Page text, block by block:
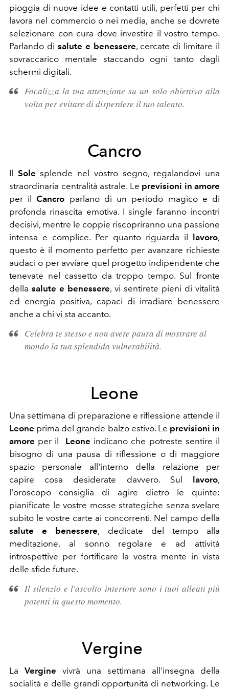
pioggia di nuove idee e contatti utili, perfetti per chi
lavora nel commercio o nei media, anche se dovrete
selezionare con cura dove investire il vostro tempo.
Parlando di salute e benessere, cercate di limitare il
sovraccarico mentale staccando ogni tanto dagli
schermi digitali.
Focalizza la tua attenzione su un solo obiettivo alla
volta per evitare di disperdere il tuo talento.
Cancro
Il Sole splende nel vostro segno, regalandovi una
straordinaria centralità astrale. Le previsioni in amore
per ilCancro parlano di un periodo magico e di
profonda rinascita emotiva. I single faranno incontri
decisivi, mentre le coppie riscopriranno una passione
intensa e complice. Per quanto riguarda il lavoro,
questo è il momento perfetto per avanzare richieste
audaci o per avviare quel progetto indipendente che
tenevate nel cassetto da troppo tempo. Sul fronte
della salute e benessere, vi sentirete pieni di vitalità
ed energia positiva, capaci di irradiare benessere
anche a chi vi sta accanto.
Celebra te stesso e non avere paura di mostrare al
mondo la tua splendida vulnerabilità.
Leone
Una settimana di preparazione e riflessione attende il
Leone prima del grande balzo estivo. Le previsioni in
amore per il Leone indicano che potreste sentire il
bisogno di una pausa di riflessione o di maggiore
spazio personale all'interno della relazione per
capire cosa desiderate davvero. Sul lavoro,
l'oroscopo consiglia di agire dietro le quinte:
pianificate le vostre mosse strategiche senza svelare
subito le vostre carte ai concorrenti. Nel campo della
salute e benessere, dedicate del tempo alla
meditazione, al sonno regolare e ad attività
introspettive per fortificare la vostra mente in vista
delle sfide future.
Il silenzio e l'ascolto interiore sono i tuoi alleati più
potenti in questo momento.
Vergine
La Vergine vivrà una settimana all'insegna della
socialità e delle grandi opportunità di networking. Le